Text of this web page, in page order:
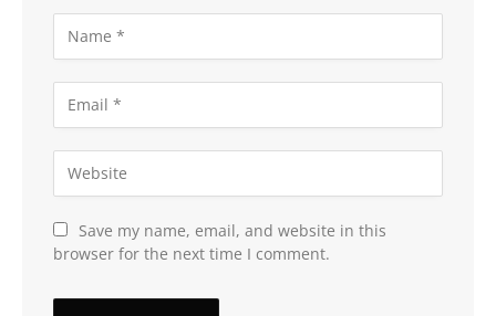
Save my name, email, and website in this
browser for the next time I comment.